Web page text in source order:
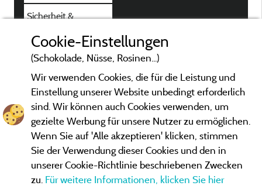
Sicherheit &
Kundeninformation
Cookie-Einstellungen
(Schokolade, Nüsse, Rosinen...)
Wir verwenden Cookies, die für die Leistung und
Einstellung unserer Website unbedingt erforderlich
sind. Wir können auch Cookies verwenden, um
gezielte Werbung für unsere Nutzer zu ermöglichen.
Wenn Sie auf 'Alle akzeptieren' klicken, stimmen
Sie der Verwendung dieser Cookies und den in
unserer Cookie-Richtlinie beschriebenen Zwecken
zu. Für weitere Informationen, klicken Sie hier